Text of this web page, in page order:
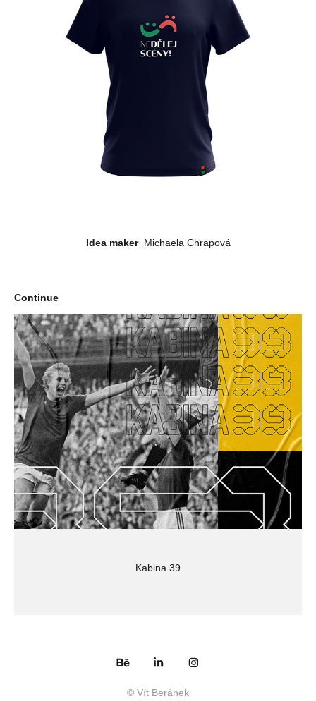
Idea maker_ Michaela Chrapová
Continue
Kabina 39
© Vít Beránek